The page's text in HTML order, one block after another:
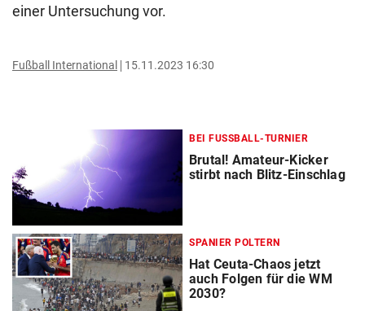
einer Untersuchung vor.
Fußball International 15.11.2023 16:30
BEI FUSSBALL-TURNIER
Brutal! Amateur-Kicker
stirbt nach Blitz-Einschlag
SPANIER POLTERN
Hat Ceuta-Chaos jetzt
auch Folgen für die WM
2030?